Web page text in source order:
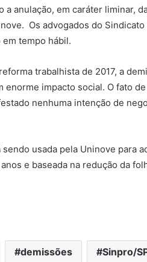
anulação, em caráter liminar,
Os advogados do
tempo hábil.
trabalhista de 2017, a
enorme impacto social. O fato
nenhuma intenção de
sendo usada pela Uninove para
e baseada na redução da
demissões Sinpro/